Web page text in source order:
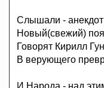
Слышали - анекдот
Новый(свежий)
Говорят Кирилл
В верующего